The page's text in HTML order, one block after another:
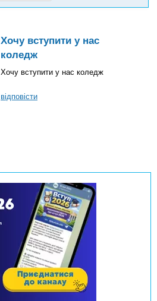
Хочу вступити у нас
коледж
Хочу вступити у нас коледж
відповісти